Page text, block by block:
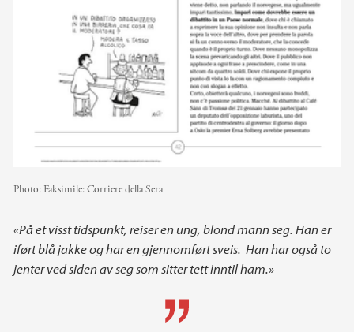
Photo: Faksimile: Corriere della Sera
«På et visst tidspunkt, reiser en ung, blond mann seg. Han er
iført blå jakke og har en gjennomført sveis. Han har også to
jenter ved siden av seg som sitter tett inntil ham.»